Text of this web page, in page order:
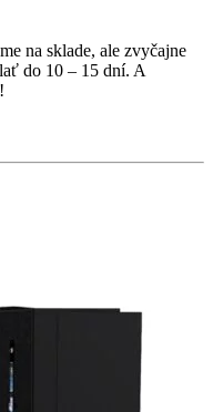
na sklade, ale zvyčajne
do 10 – 15 dní. A